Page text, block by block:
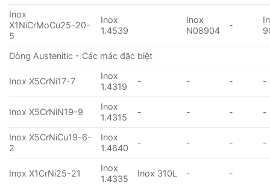
Inox
X1NiCrMoCu25-20-
5
Inox
1.4539
Inox
N08904
-
Dòng Austenitic - Các mác đặc biệt
Inox X5CrNi17-7
Inox
1.4319
- - - -
Inox X5CrNiN19-9
Inox
1.4315
- - - -
Inox X5CrNiCu19-6-
2
Inox
1.4640
- - - -
Inox X1CrNi25-21
Inox
1.4335
Inox 310L - -